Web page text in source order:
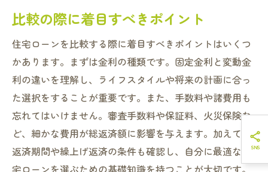
比較の際に着目すべきポイント
住宅ローンを比較する際に着目すべきポイントはいくつ
かあります。まずは金利の種類です。固定金利と変動金
利の違いを理解し、ライフスタイルや将来の計画に合っ
た選択をすることが重要です。また、手数料や諸費用も
忘れてはいけません。審査手数料や保証料、火災保険な
ど、細かな費用が総返済額に影響を与えます。加えて、
返済期間や繰上げ返済の条件も確認し、自分に最適な住
宅ローンを選ぶための基礎知識を持つことが大切です。